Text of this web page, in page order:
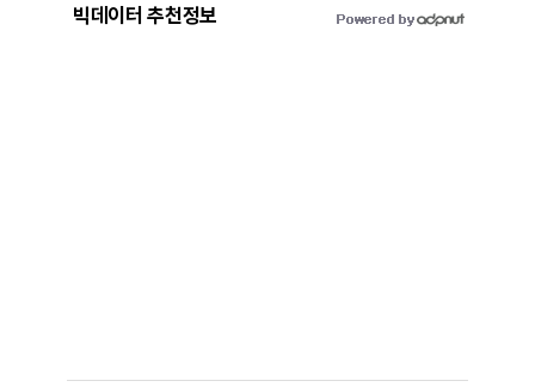
빅데이터 추천정보